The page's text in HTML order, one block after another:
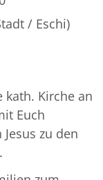
/ Eschi)
Kirche an
Euch
zu den